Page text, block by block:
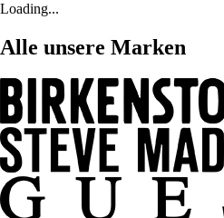
Loading...
Alle unsere Marken